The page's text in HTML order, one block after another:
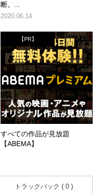
断。...
2020.06.14
【PR】
すべての作品が見放題
【ABEMA】
トラックバック ( 0 )